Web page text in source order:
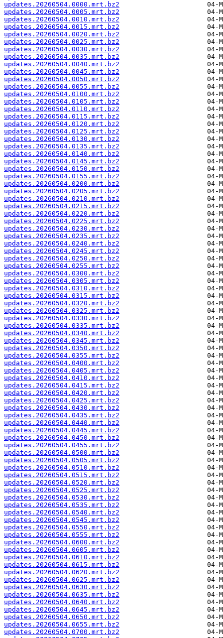
updates.20260504.0000.mrt.bz2
updates.20260504.0005.mrt.bz2
updates.20260504.0010.mrt.bz2
updates.20260504.0015.mrt.bz2
updates.20260504.0020.mrt.bz2
updates.20260504.0025.mrt.bz2
updates.20260504.0030.mrt.bz2
updates.20260504.0035.mrt.bz2
updates.20260504.0040.mrt.bz2
updates.20260504.0045.mrt.bz2
updates.20260504.0050.mrt.bz2
updates.20260504.0055.mrt.bz2
updates.20260504.0100.mrt.bz2
updates.20260504.0105.mrt.bz2
updates.20260504.0110.mrt.bz2
updates.20260504.0115.mrt.bz2
updates.20260504.0120.mrt.bz2
updates.20260504.0125.mrt.bz2
updates.20260504.0130.mrt.bz2
updates.20260504.0135.mrt.bz2
updates.20260504.0140.mrt.bz2
updates.20260504.0145.mrt.bz2
updates.20260504.0150.mrt.bz2
updates.20260504.0155.mrt.bz2
updates.20260504.0200.mrt.bz2
updates.20260504.0205.mrt.bz2
updates.20260504.0210.mrt.bz2
updates.20260504.0215.mrt.bz2
updates.20260504.0220.mrt.bz2
updates.20260504.0225.mrt.bz2
updates.20260504.0230.mrt.bz2
updates.20260504.0235.mrt.bz2
updates.20260504.0240.mrt.bz2
updates.20260504.0245.mrt.bz2
updates.20260504.0250.mrt.bz2
updates.20260504.0255.mrt.bz2
updates.20260504.0300.mrt.bz2
updates.20260504.0305.mrt.bz2
updates.20260504.0310.mrt.bz2
updates.20260504.0315.mrt.bz2
updates.20260504.0320.mrt.bz2
updates.20260504.0325.mrt.bz2
updates.20260504.0330.mrt.bz2
updates.20260504.0335.mrt.bz2
updates.20260504.0340.mrt.bz2
updates.20260504.0345.mrt.bz2
updates.20260504.0350.mrt.bz2
updates.20260504.0355.mrt.bz2
updates.20260504.0400.mrt.bz2
updates.20260504.0405.mrt.bz2
updates.20260504.0410.mrt.bz2
updates.20260504.0415.mrt.bz2
updates.20260504.0420.mrt.bz2
updates.20260504.0425.mrt.bz2
updates.20260504.0430.mrt.bz2
updates.20260504.0435.mrt.bz2
updates.20260504.0440.mrt.bz2
updates.20260504.0445.mrt.bz2
updates.20260504.0450.mrt.bz2
updates.20260504.0455.mrt.bz2
updates.20260504.0500.mrt.bz2
updates.20260504.0505.mrt.bz2
updates.20260504.0510.mrt.bz2
updates.20260504.0515.mrt.bz2
updates.20260504.0520.mrt.bz2
updates.20260504.0525.mrt.bz2
updates.20260504.0530.mrt.bz2
updates.20260504.0535.mrt.bz2
updates.20260504.0540.mrt.bz2
updates.20260504.0545.mrt.bz2
updates.20260504.0550.mrt.bz2
updates.20260504.0555.mrt.bz2
updates.20260504.0600.mrt.bz2
updates.20260504.0605.mrt.bz2
updates.20260504.0610.mrt.bz2
updates.20260504.0615.mrt.bz2
updates.20260504.0620.mrt.bz2
updates.20260504.0625.mrt.bz2
updates.20260504.0630.mrt.bz2
updates.20260504.0635.mrt.bz2
updates.20260504.0640.mrt.bz2
updates.20260504.0645.mrt.bz2
updates.20260504.0650.mrt.bz2
updates.20260504.0655.mrt.bz2
updates.20260504.0700.mrt.bz2